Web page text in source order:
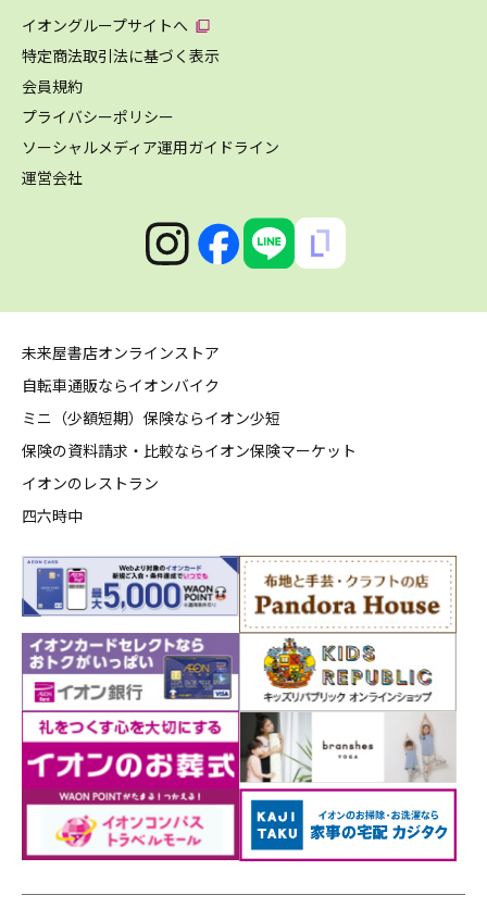
イオングループサイトへ
特定商法取引法に基づく表示
会員規約
プライバシーポリシー
ソーシャルメディア運用ガイドライン
運営会社
未来屋書店オンラインストア
自転車通販ならイオンバイク
ミニ（少額短期）保険ならイオン少短
保険の資料請求・比較ならイオン保険マーケット
イオンのレストラン
四六時中